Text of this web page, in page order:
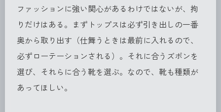
ファッションに強い関心があるわけではないが、拘
りだけはある。まずトップスは必ず引き出しの一番
奥から取り出す（仕舞うときは最前に入れるので、
必ずローテーションされる）。それに合うズボンを
選び、それらに合う靴を選ぶ。なので、靴も種類が
あってほしい。